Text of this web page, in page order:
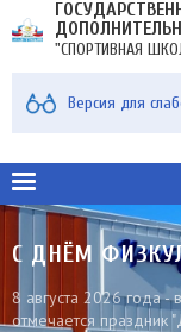
Перейти
основному"СПОРТИВНАЯ
Версия для
С ДНЁМ
8 августа 2026 года -
отмечается праздник